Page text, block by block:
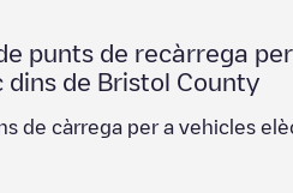
punts de recàrrega
dins de Bristol County
de càrrega per a vehicles